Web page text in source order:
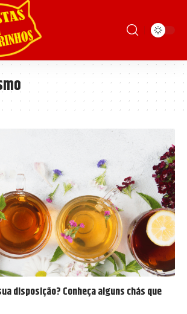
disposição? Conheça alguns chás que